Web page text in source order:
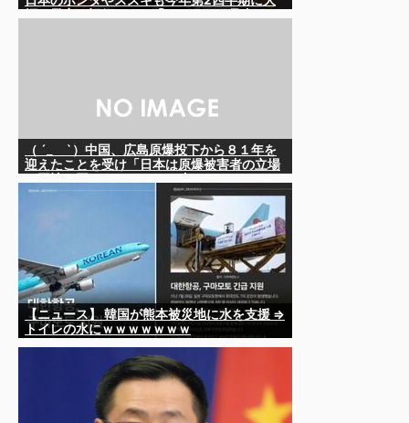
（ ´_ゝ`）中国、広島原爆投下から８１年を
迎えたことを受け「日本は原爆被害者の立場
【ニュース】 韓国が熊本被災地に水を支援 ⇒
トイレの水にｗｗｗｗｗｗｗ